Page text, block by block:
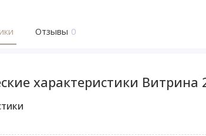
Отзывы 0
характеристики